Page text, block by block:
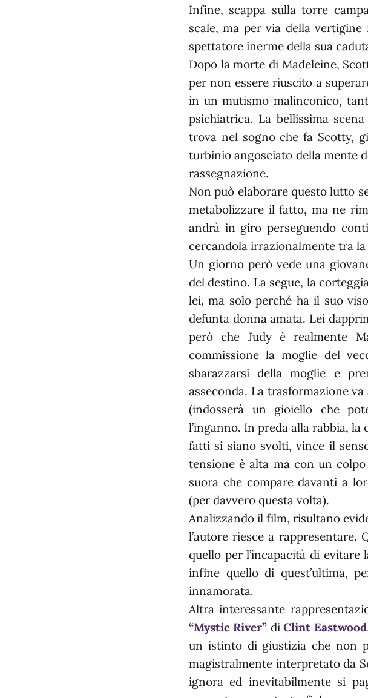
Infine, scappa sulla torre
scale, ma per via della
spettatore inerme della sua
Dopo la morte di Madeleine,
per non essere riuscito a
in un mutismo malinconico,
psichiatrica. La bellissima
trova nel sogno che fa Scotty,
turbinio angosciato della mente
rassegnazione.
Non può elaborare questo lutto
metabolizzare il fatto, ma ne
andrà in giro perseguendo
cercandola irrazionalmente tra la
Un giorno però vede una
del destino. La segue, la
lei, ma solo perché ha il suo
defunta donna amata. Lei
però che Judy è realmente
commissione la moglie del
sbarazzarsi della moglie e
asseconda. La trasformazione
(indosserà un gioiello che
l’inganno. In preda alla rabbia,
fatti si siano svolti, vince il
tensione è alta ma con un
suora che compare davanti a
(per davvero questa volta).
Analizzando il film, risultano
l’autore riesce a
quello per l’incapacità di
infine quello di quest’ultima,
innamorata.
Altra interessante
“Mystic River” diClint Eastwood
un istinto di giustizia che non
magistralmente interpretato da
ignora ed inevitabilmente si